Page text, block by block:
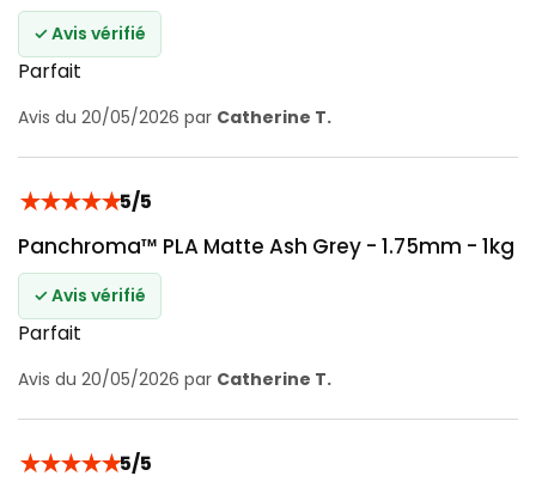
✓ Avis vérifié
Parfait
Avis du 20/05/2026 par Catherine T.
★★★★★5/5
Panchroma™ PLA Matte Ash Grey - 1.75mm - 1kg
✓ Avis vérifié
Parfait
Avis du 20/05/2026 par Catherine T.
★★★★★5/5